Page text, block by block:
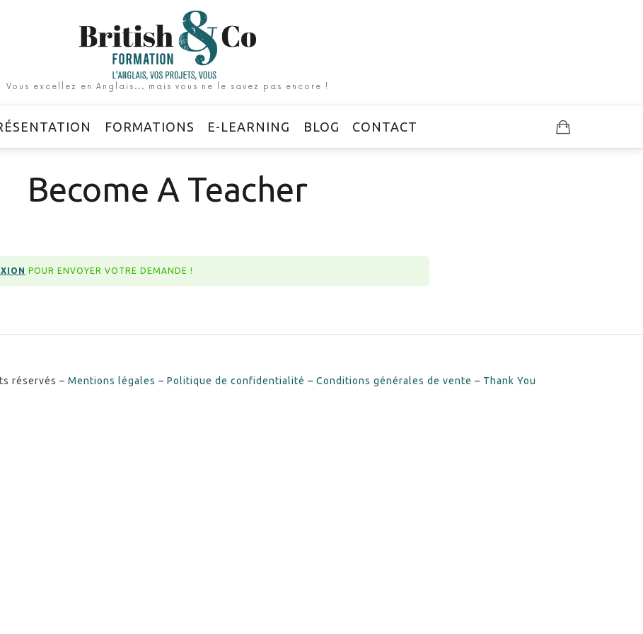
British
&
Co
Formation
Vous excellez en Anglais... mais vous ne le savez pas encore !
FORMATIONS E-LEARNING BLOG CONTACT
Become A Teacher
POUR ENVOYER VOTRE DEMANDE !
réservés – Mentions légales – Politique de confidentialité – Conditions générales de vente – Thank You